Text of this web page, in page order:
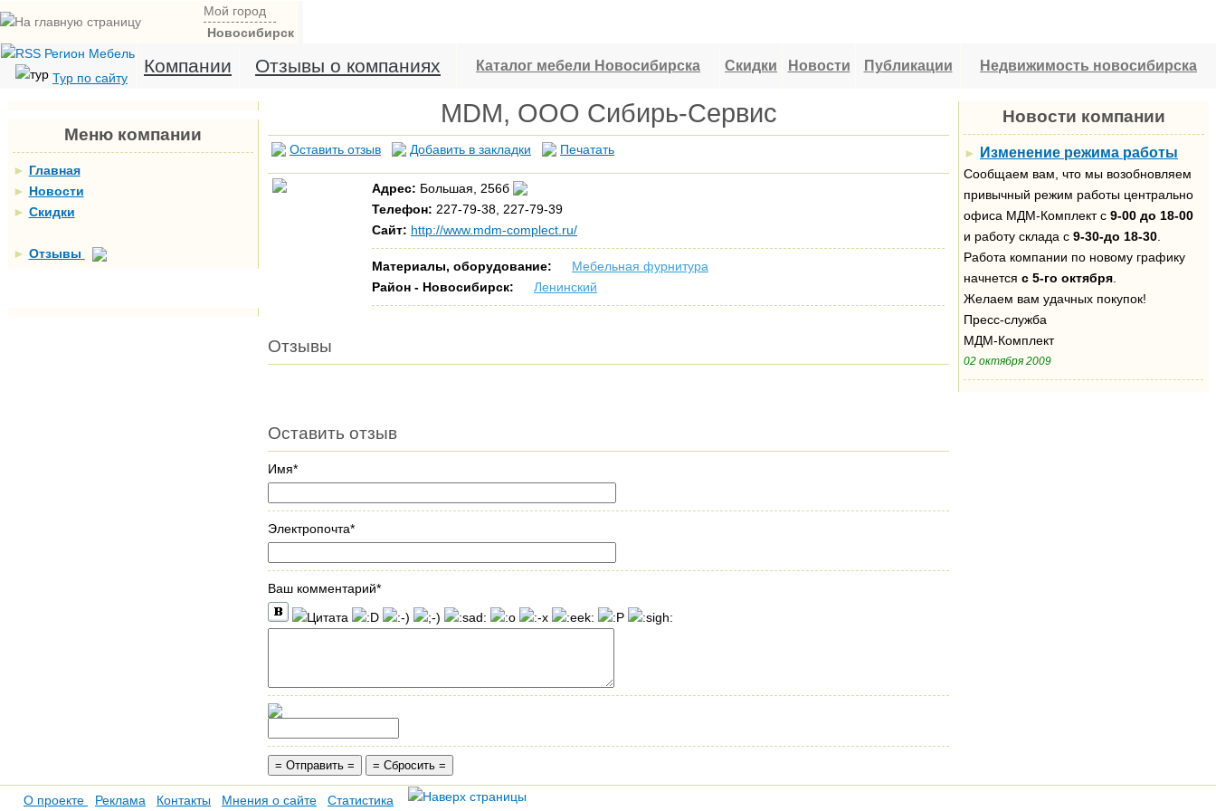
Мой город
Новосибирск
Тур по сайту
Компании Отзывы о компаниях Каталог мебели Новосибирска Скидки Новости Публикации Недвижимость новосибирска
Меню компании
► Главная
► Новости
► Скидки
► Отзывы
MDM, ООО Сибирь-Сервис
Оставить отзыв Добавить в закладки Печатать
Адрес: Большая, 256б
Телефон: 227-79-38, 227-79-39
Сайт: http://www.mdm-complect.ru/
Материалы, оборудование:
Мебельная фурнитура
Район - Новосибирск:
Ленинский
Отзывы
Оставить отзыв
Имя*
Электропочта*
Ваш комментарий*
Новости компании
► Изменение режима работы
Сообщаем вам, что мы возобновляем
привычный режим работы центрально
офиса МДМ-Комплект с 9-00 до 18-00
и работу склада с 9-30-до 18-30
Работа компании по новому графику
начнется с 5-го октября
Желаем вам удачных покупок!
Пресс-служба
МДМ-Комплект
02 октября 2009
О проекте Реклама Контакты Мнения о сайте Статистика